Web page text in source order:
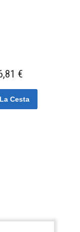
€
Cesta